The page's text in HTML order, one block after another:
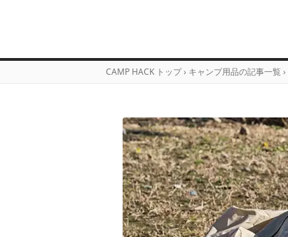
CAMP HACK トップ › キャンプ用品の記事一覧 ›